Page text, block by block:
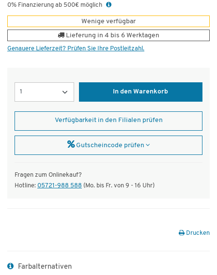
0% Finanzierung ab 500€ möglich
Wenige verfügbar
Lieferung in 4 bis 6 Werktagen
Genauere Lieferzeit? Prüfen Sie Ihre Postleitzahl.
In den Warenkorb
Verfügbarkeit in den Filialen prüfen
Gutscheincode prüfen
Fragen zum Onlinekauf?
Hotline: 05721-988 588 (Mo. bis Fr. von 9 - 16 Uhr)
Drucken
Farbalternativen